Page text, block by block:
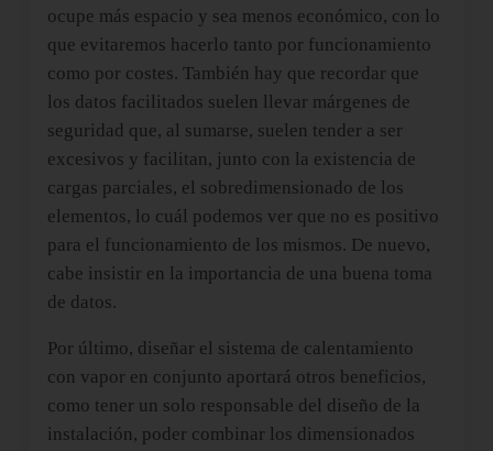
ocupe más espacio y sea menos económico, con lo
que evitaremos hacerlo tanto por funcionamiento
como por costes. También hay que recordar que
los datos facilitados suelen llevar márgenes de
seguridad que, al sumarse, suelen tender a ser
excesivos y facilitan, junto con la existencia de
cargas parciales, el sobredimensionado de los
elementos, lo cuál podemos ver que no es positivo
para el funcionamiento de los mismos. De nuevo,
cabe insistir en la importancia de una buena toma
de datos.
Por último, diseñar el sistema de calentamiento
con vapor en conjunto aportará otros beneficios,
como tener un solo responsable del diseño de la
instalación, poder combinar los dimensionados